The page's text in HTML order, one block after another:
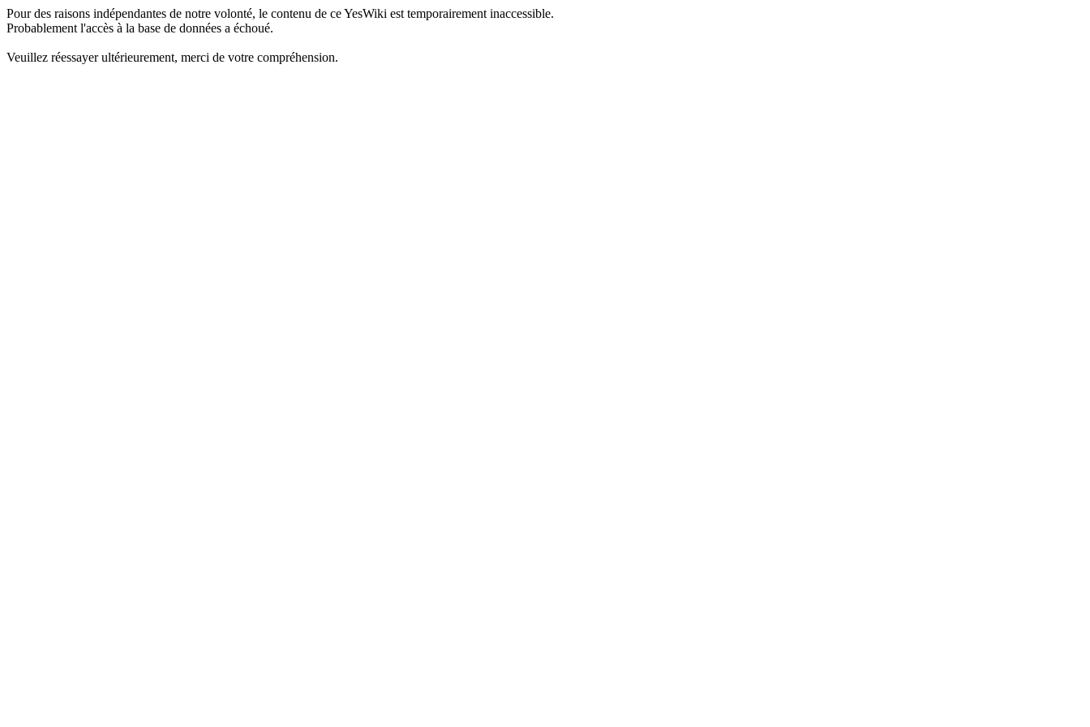
Pour des raisons indépendantes de notre volonté, le contenu de ce YesWiki est temporairement inaccessible.
Probablement l'accès à la base de données a échoué.
Veuillez réessayer ultérieurement, merci de votre compréhension.